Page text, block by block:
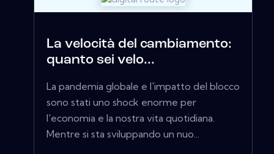
La velocità del cambiamento:
quanto sei velo...
La pandemia globale e l'impatto del blocco
sono stati uno shock enorme per
l'economia e la nostra vita quotidiana.
Mentre si sta sviluppando un nuo...